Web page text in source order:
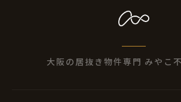
大阪の居抜き物件専門 みやこ